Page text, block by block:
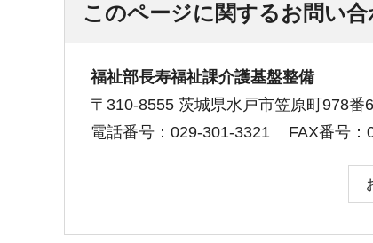
このページに関するお問い合
福祉部長寿福祉課介護基盤整備
〒310-8555 茨城県水戸市笠原町978番6
電話番号：029-301-3321
FAX番号：